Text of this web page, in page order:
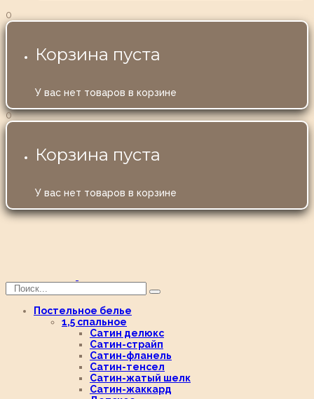
0
Корзина пуста
У вас нет товаров в корзине
0
Корзина пуста
У вас нет товаров в корзине
Постельное белье
1,5 спальное
Сатин делюкс
Сатин-страйп
Сатин-фланель
Сатин-тенсел
Сатин-жатый шелк
Сатин-жаккард